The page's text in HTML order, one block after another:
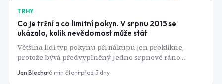
TRHY
Co je tržní a co limitní pokyn. V srpnu 2015 se
ukázalo, kolik nevědomost může stát
Většina lidí typ pokynu při nákupu jen proklikne,
protože bývá předvyplněný. Jedno srpnové ráno
ukázalo, co ta volba znamená ve chvíli, kdy se kniha
objednávek vyprázdní.
Jan Blecha 6 min čtení před 5 dny